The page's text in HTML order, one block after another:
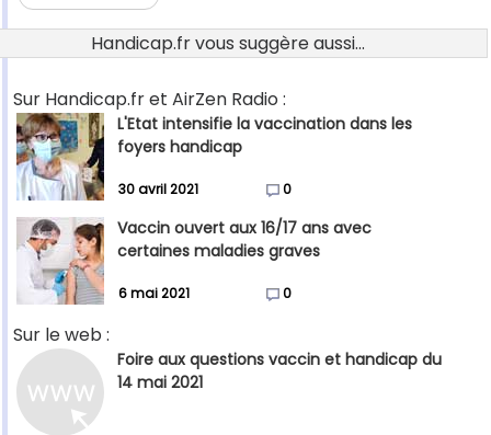
Handicap.fr vous suggère aussi...
Sur Handicap.fr et AirZen Radio :
L'Etat intensifie la vaccination dans les
foyers handicap
30 avril 2021 0
Vaccin ouvert aux 16/17 ans avec
certaines maladies graves
6 mai 2021 0
Sur le web :
Foire aux questions vaccin et handicap du
14 mai 2021